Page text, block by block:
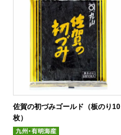
佐賀の初づみゴールド（板のり10
枚）